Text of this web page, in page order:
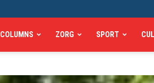
COLUMNS ZORG SPORT